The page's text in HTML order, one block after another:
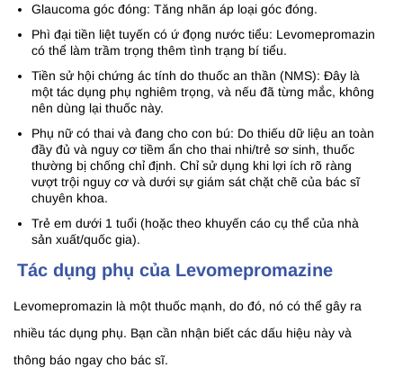
Glaucoma góc đóng: Tăng nhãn áp loại góc đóng.
Phì đại tiền liệt tuyến có ứ đọng nước tiểu: Levomepromazin
có thể làm trầm trọng thêm tình trạng bí tiểu.
Tiền sử hội chứng ác tính do thuốc an thần (NMS): Đây là
một tác dụng phụ nghiêm trọng, và nếu đã từng mắc, không
nên dùng lại thuốc này.
Phụ nữ có thai và đang cho con bú: Do thiếu dữ liệu an toàn
đầy đủ và nguy cơ tiềm ẩn cho thai nhi/trẻ sơ sinh, thuốc
thường bị chống chỉ định. Chỉ sử dụng khi lợi ích rõ ràng
vượt trội nguy cơ và dưới sự giám sát chặt chẽ của bác sĩ
chuyên khoa.
Trẻ em dưới 1 tuổi (hoặc theo khuyến cáo cụ thể của nhà
sản xuất/quốc gia).
Tác dụng phụ của Levomepromazine
Levomepromazin là một thuốc mạnh, do đó, nó có thể gây ra
nhiều tác dụng phụ. Bạn cần nhận biết các dấu hiệu này và
thông báo ngay cho bác sĩ.